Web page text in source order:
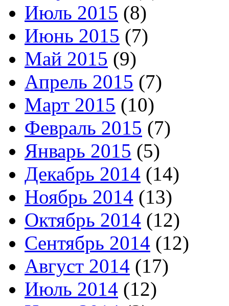
Июль 2015 (8)
Июнь 2015 (7)
Май 2015 (9)
Апрель 2015 (7)
Март 2015 (10)
Февраль 2015 (7)
Январь 2015 (5)
Декабрь 2014 (14)
Ноябрь 2014 (13)
Октябрь 2014 (12)
Сентябрь 2014 (12)
Август 2014 (17)
Июль 2014 (12)